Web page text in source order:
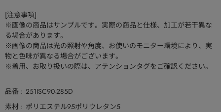
[注意事項]
※画像の商品はサンプルです。実際の商品と仕様、加工が若干異な
る場合があります。
※画像の商品は光の照射や角度、お使いのモニター環境により、実
物と色味が異なる場合がございます。
※着用、お取り扱いの際は、アテンションタグをご確認ください。
品番
251ISC90-285D
素材
ポリエステル95ポリウレタン5